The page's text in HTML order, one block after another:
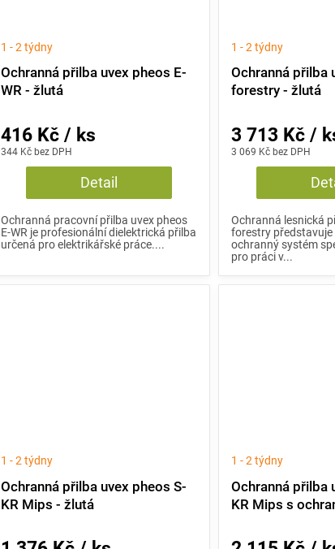
Ochranná přilba uvex pheos E-
WR - žlutá
1 - 2 týdny
344 Kč bez DPH
416 Kč / ks
Detail
Ochranná pracovní přilba uvex pheos
E-WR je profesionální dielektrická přilba
určená pro elektrikářské práce....
Ochranná přilba
forestry - žlutá
1 - 2 týdny
3 069 Kč bez DPH
3 713 Kč /
Ochranná lesnická
forestry
ochranný systém
pro práci v...
Ochranná přilba uvex pheos S-
KR Mips - žlutá
1 - 2 týdny
Ochranná přilba
KR Mips s
1 - 2 týdny